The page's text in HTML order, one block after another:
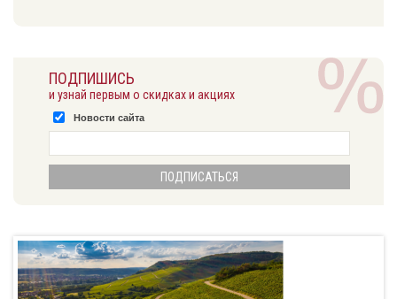
ПОДПИШИСЬ
и узнай первым о скидках и акциях
Новости сайта